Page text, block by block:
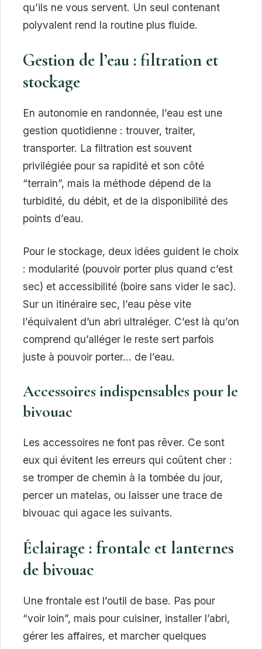
qu’ils ne vous servent. Un seul contenant
polyvalent rend la routine plus fluide.
Gestion de l’eau : filtration et
stockage
En autonomie en randonnée, l’eau est une
gestion quotidienne : trouver, traiter,
transporter. La filtration est souvent
privilégiée pour sa rapidité et son côté
“terrain”, mais la méthode dépend de la
turbidité, du débit, et de la disponibilité des
points d’eau.
Pour le stockage, deux idées guident le choix
: modularité (pouvoir porter plus quand c’est
sec) et accessibilité (boire sans vider le sac).
Sur un itinéraire sec, l’eau pèse vite
l’équivalent d’un abri ultraléger. C’est là qu’on
comprend qu’alléger le reste sert parfois
juste à pouvoir porter… de l’eau.
Accessoires indispensables pour le
bivouac
Les accessoires ne font pas rêver. Ce sont
eux qui évitent les erreurs qui coûtent cher :
se tromper de chemin à la tombée du jour,
percer un matelas, ou laisser une trace de
bivouac qui agace les suivants.
Éclairage : frontale et lanternes
de bivouac
Une frontale est l’outil de base. Pas pour
“voir loin”, mais pour cuisiner, installer l’abri,
gérer les affaires, et marcher quelques